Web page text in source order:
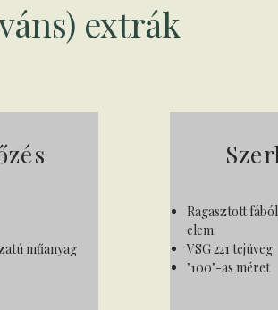
extrák
műanyag
Ragasztott
elem
VSG 221 tejüveg
"100"-as méret